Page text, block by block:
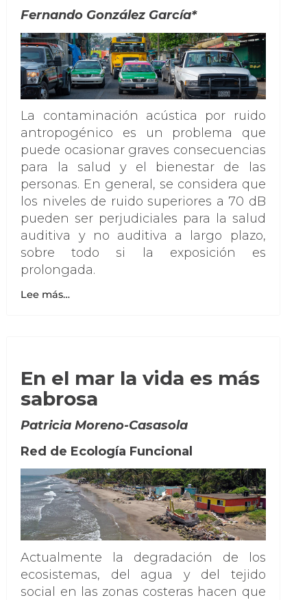
Fernando González García*
La contaminación acústica por ruido
antropogénico es un problema que
puede ocasionar graves consecuencias
para la salud y el bienestar de las
personas. En general, se considera que
los niveles de ruido superiores a 70 dB
pueden ser perjudiciales para la salud
auditiva y no auditiva a largo plazo,
sobre todo si la exposición es
prolongada.
Lee más…
En el mar la vida es más
sabrosa
Patricia Moreno-Casasola
Red de Ecología Funcional
Actualmente la degradación de los
ecosistemas, del agua y del tejido
social en las zonas costeras hacen que